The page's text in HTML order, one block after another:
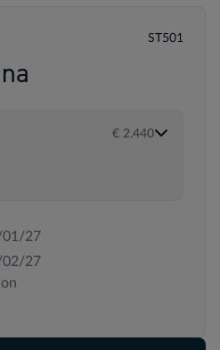
ST501
€ 2.440
01/27
02/27